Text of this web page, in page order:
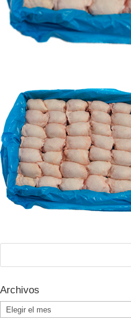
Archivos
Archivos